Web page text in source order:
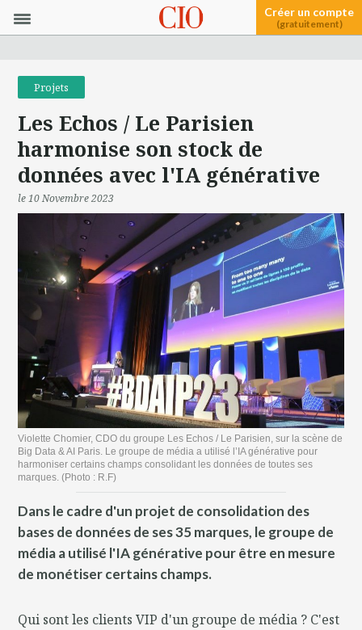
Créer un compte
(gratuitement)
Projets
Les Echos / Le Parisien
harmonise son stock de
données avec l'IA générative
le 10 Novembre 2023
Violette Chomier, CDO du groupe Les Echos / Le Parisien, sur la scène de
Big Data & AI Paris. Le groupe de média a utilisé l’IA générative pour
harmoniser certains champs consolidant les données de toutes ses
marques. (Photo : R.F)
Dans le cadre d'un projet de consolidation des
bases de données de ses 35 marques, le groupe de
média a utilisé l'IA générative pour être en mesure
de monétiser certains champs.
Qui sont les clients VIP d'un groupe de média ? C'est